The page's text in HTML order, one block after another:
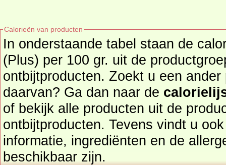
Calorieën van producten
In onderstaande tabel staan de
(Plus) per 100 gr. uit de
ontbijtproducten. Zoekt u een ander product en de calorieën
daarvan? Ga dan naar de
of bekijk alle producten uit de
ontbijtproducten. Tevens vindt u ook de uitgebreide calorie
informatie, ingrediënten en de
beschikbaar zijn.